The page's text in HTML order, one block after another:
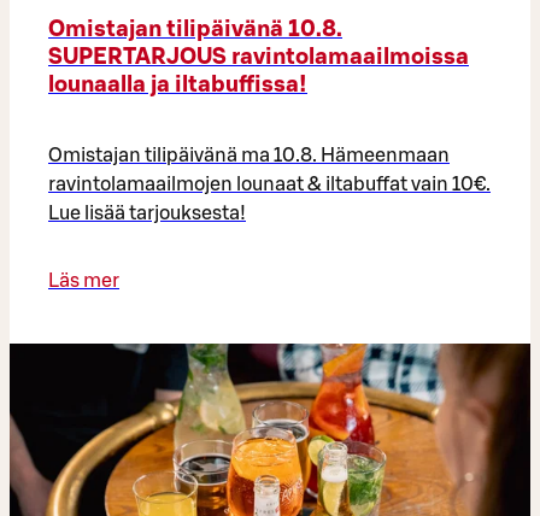
Omistajan tilipäivänä 10.8.
SUPERTARJOUS ravintolamaailmoissa
lounaalla ja iltabuffissa!
Omistajan tilipäivänä ma 10.8. Hämeenmaan
ravintolamaailmojen lounaat & iltabuffat vain 10€.
Lue lisää tarjouksesta!
Läs mer